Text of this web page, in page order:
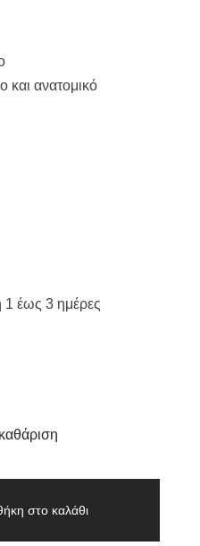
και ανατομικό
έως 3 ημέρες
στο καλάθι